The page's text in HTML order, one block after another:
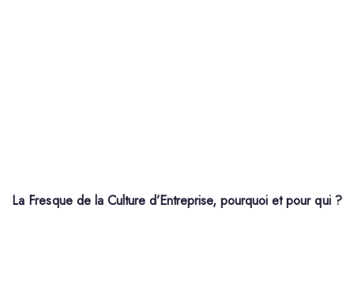
La Fresque de la Culture d’Entreprise, pourquoi et pour qui ?